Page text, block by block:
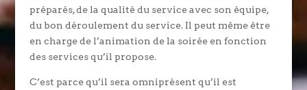
préparés, de la qualité du service avec son équipe,
du bon déroulement du service. Il peut même être
en charge de l’animation de la soirée en fonction
des services qu’il propose.
C’est parce qu’il sera omniprésent qu’il est